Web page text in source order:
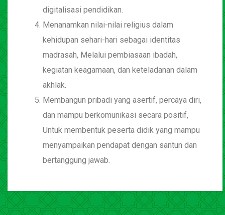
digitalisasi pendidikan.
Menanamkan nilai-nilai religius dalam
kehidupan sehari-hari sebagai identitas
madrasah, Melalui pembiasaan ibadah,
kegiatan keagamaan, dan keteladanan dalam
akhlak.
Membangun pribadi yang asertif, percaya diri,
dan mampu berkomunikasi secara positif,
Untuk membentuk peserta didik yang mampu
menyampaikan pendapat dengan santun dan
bertanggung jawab.